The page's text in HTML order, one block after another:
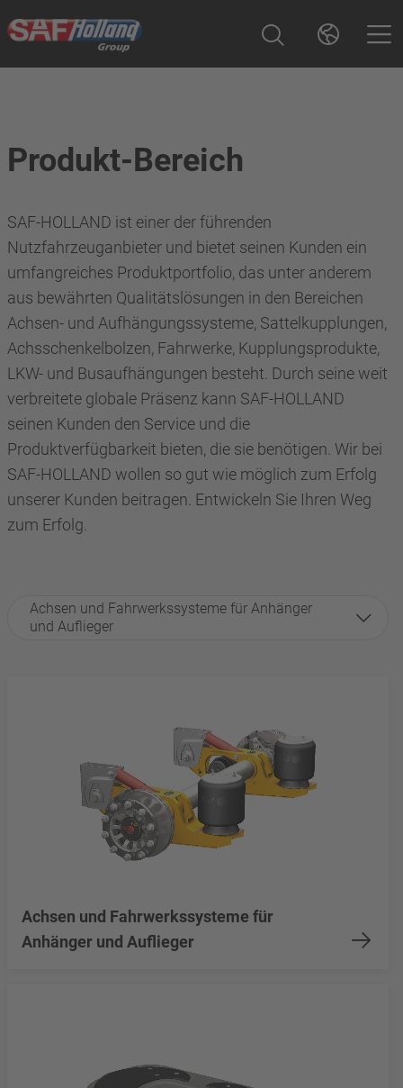
Produkt-Bereich
SAF-HOLLAND ist einer der führenden
Nutzfahrzeuganbieter und bietet seinen Kunden ein
umfangreiches Produktportfolio, das unter anderem
aus bewährten Qualitätslösungen in den Bereichen
Achsen- und Aufhängungssysteme, Sattelkupplungen,
Achsschenkelbolzen, Fahrwerke, Kupplungsprodukte,
LKW- und Busaufhängungen besteht. Durch seine weit
verbreitete globale Präsenz kann SAF-HOLLAND
seinen Kunden den Service und die
Produktverfügbarkeit bieten, die sie benötigen. Wir bei
SAF-HOLLAND wollen so gut wie möglich zum Erfolg
unserer Kunden beitragen. Entwickeln Sie Ihren Weg
zum Erfolg.
Achsen und Fahrwerkssysteme für Anhänger
und Auflieger
Achsen und Fahrwerkssysteme für
Anhänger und Auflieger